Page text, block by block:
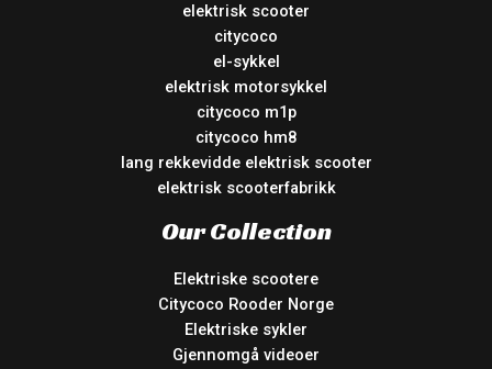
elektrisk scooter
citycoco
el-sykkel
elektrisk motorsykkel
citycoco m1p
citycoco hm8
lang rekkevidde elektrisk scooter
elektrisk scooterfabrikk
Our Collection
Elektriske scootere
Citycoco Rooder Norge
Elektriske sykler
Gjennomgå videoer